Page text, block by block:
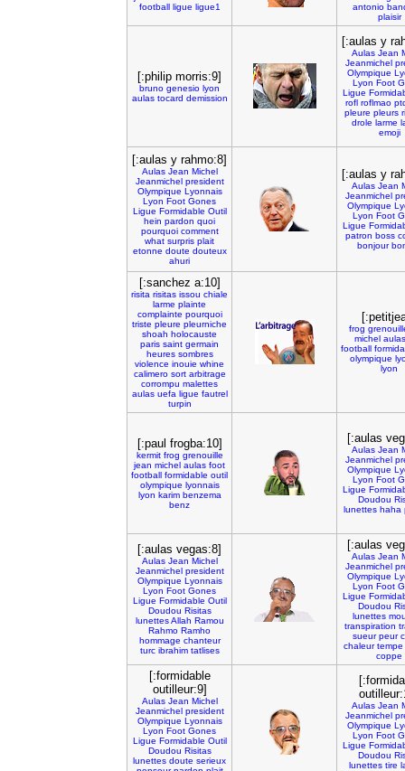
football ligue ligue1
antonio
plaisir
[:philip morris:9]
bruno genesio lyon
aulas tocard demission
[:aulas y
Aulas Jean
Jeanmichel
Olympique
Lyon Foot
Ligue
rofl roflmao
pleure pleurs
drole larme
emoji
[:aulas y rahmo:8]
Aulas Jean Michel
Jeanmichel president
Olympique Lyonnais
Lyon Foot Gones
Ligue Formidable Outil
hein pardon quoi
pourquoi comment
what surpris plait
etonne doute douteux
ahuri
[:aulas y
Aulas Jean
Jeanmichel
Olympique
Lyon Foot
Ligue
patron boss
bonjour
[:sanchez a:10]
risita risitas issou chiale
larme plainte
complainte pourquoi
triste pleure pleurniche
shoah holocauste
paris saint germain
heures sombres
violence inouie whine
calimero sort arbitrage
corrompu malettes
aulas uefa ligue fautrel
turpin
frog
michel aulas
football
olympique
lyon
[:paul frogba:10]
kermit frog grenouille
jean michel aulas foot
football formidable outil
olympique lyonnais
lyon karim benzema
benz
[:aulas
Aulas Jean
Jeanmichel
Olympique
Lyon Foot
Ligue
Doudou
lunettes haha
[:aulas vegas:8]
Aulas Jean Michel
Jeanmichel president
Olympique Lyonnais
Lyon Foot Gones
Ligue Formidable Outil
Doudou Risitas
lunettes Allah Ramou
Rahmo Ramho
hommage chanteur
turc ibrahim tatlises
[:aulas
Aulas Jean
Jeanmichel
Olympique
Lyon Foot
Ligue
Doudou
lunettes
transpiration
sueur peur
chaleur tempe
coppe
[:formidable
outilleur:9]
Aulas Jean Michel
Jeanmichel president
Olympique Lyonnais
Lyon Foot Gones
Ligue Formidable Outil
Doudou Risitas
lunettes doute serieux
Aulas Jean
Jeanmichel
Olympique
Lyon Foot
Ligue
Doudou
lunettes tire